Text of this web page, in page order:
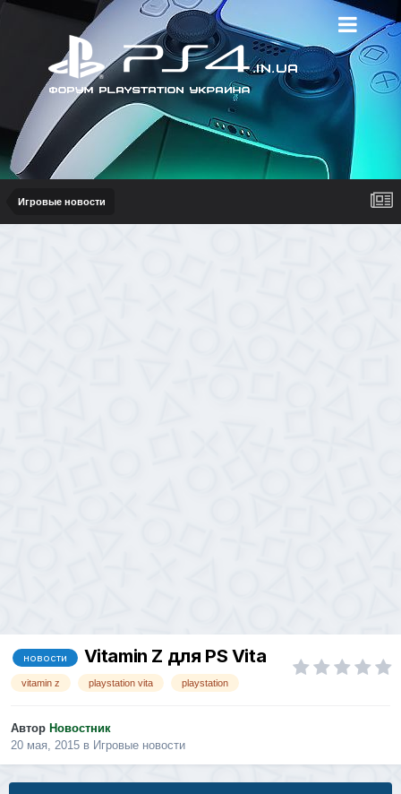
Игровые новости
новости Vitamin Z для PS Vita
vitamin z playstation vita playstation
Автор Новостник
20 мая, 2015 в Игровые новости